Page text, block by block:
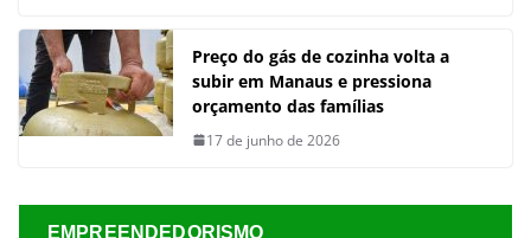
Preço do gás de cozinha volta a
subir em Manaus e pressiona
orçamento das famílias
17 de junho de 2026
EMPREENDEDORISMO